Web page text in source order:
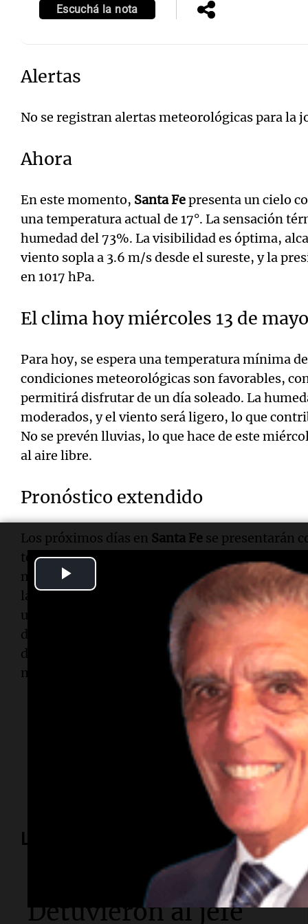
Escuchá la nota
Alertas
No se registran alertas meteorológicas para la
Ahora
En este momento, Santa Fepresenta un cielo
una temperatura actual de 17°. La sensación
humedad del 73%. La visibilidad es óptima,
viento sopla a 3.6 m/s desde el sureste, y la
en 1017 hPa.
El clima hoy miércoles 13 de mayo
Para hoy, se espera una temperatura mínima
condiciones meteorológicas son favorables,
permitirá disfrutar de un día soleado. La
moderados, y el viento será ligero, lo que
No se prevén lluvias, lo que hace de este
al aire libre.
Pronóstico extendido
Los próximos días en Santa Fe se presentarán
temperaturas. El jueves 14 de mayo, se anticipa
máxima de 17°, con cielo nublado. El viernes 15
la máxima de 18°, con cielo despejado. Para el
una mínima de 9° y una máxima de 18°, con
domingo 17 de mayo, la mínima será de 8° y la
despejado. Finalmente, el lunes 18 de mayo, se
máxima de 16°, con cielo despejado.
tiempo temperaturas
Lo más visto
Detuvieron al jefe